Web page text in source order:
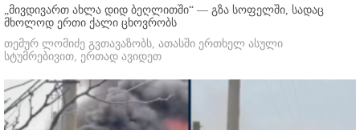
„მივდივართ ახლა დიდ ბეღლითში“ — გზა სოფელში, სადაც
მხოლოდ ერთი ქალი ცხოვრობს
თემურ ლომიძე გვთავაზობს, ათასში ერთხელ ასული
სტუმრებივით, ერთად ავიდეთ